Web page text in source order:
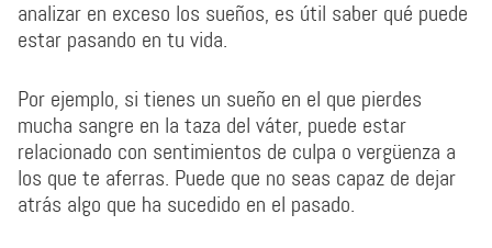
analizar en exceso los sueños, es útil saber qué puede
estar pasando en tu vida.
Por ejemplo, si tienes un sueño en el que pierdes
mucha sangre en la taza del váter, puede estar
relacionado con sentimientos de culpa o vergüenza a
los que te aferras. Puede que no seas capaz de dejar
atrás algo que ha sucedido en el pasado.